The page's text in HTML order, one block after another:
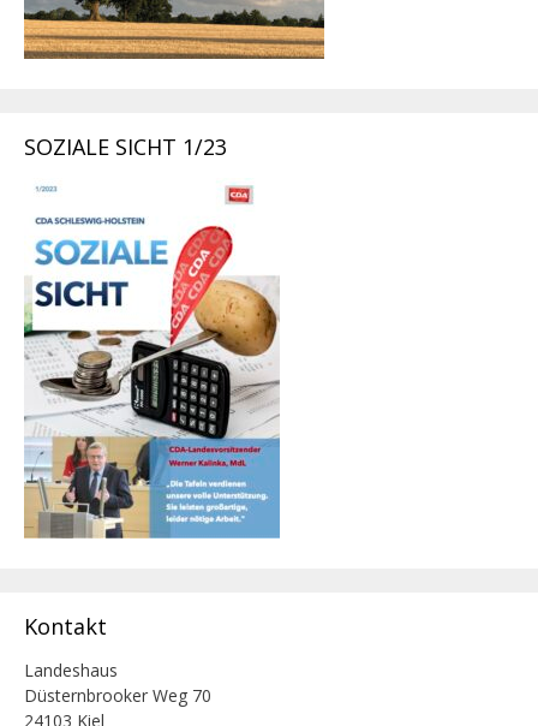
SOZIALE SICHT 1/23
Kontakt
Landeshaus
Düsternbrooker Weg 70
24103 Kiel